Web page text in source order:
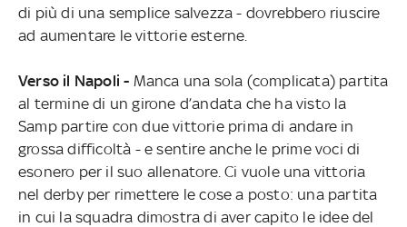
di più di una semplice salvezza - dovrebbero riuscire
ad aumentare le vittorie esterne.
Verso il Napoli - Manca una sola (complicata) partita
al termine di un girone d’andata che ha visto la
Samp partire con due vittorie prima di andare in
grossa difficoltà - e sentire anche le prime voci di
esonero per il suo allenatore. Ci vuole una vittoria
nel derby per rimettere le cose a posto: una partita
in cui la squadra dimostra di aver capito le idee del